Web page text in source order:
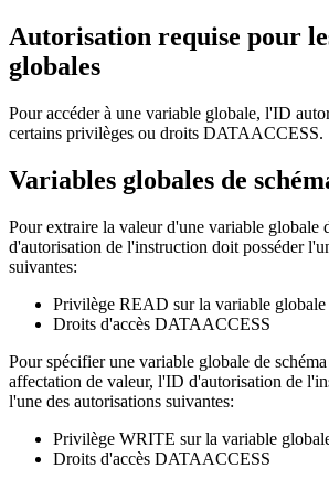
Autorisation requise pour
globales
Pour accéder à une variable globale, l'ID
certains privilèges ou droits DATAACCESS.
Variables globales de
Pour extraire la valeur d'une variable globale
d'autorisation de l'instruction doit posséder
suivantes:
Privilège READ sur la variable globale
Droits d'accès DATAACCESS
Pour spécifier une variable globale de
affectation de valeur, l'ID d'autorisation de
l'une des autorisations suivantes:
Privilège WRITE sur la variable
Droits d'accès DATAACCESS